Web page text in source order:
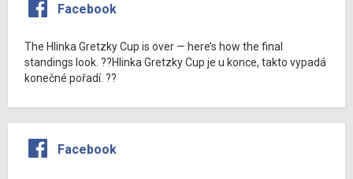
Facebook
The Hlinka Gretzky Cup is over — here’s how the final
standings look. ??Hlinka Gretzky Cup je u konce, takto vypadá
konečné pořadí. ??
Facebook